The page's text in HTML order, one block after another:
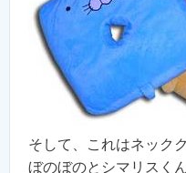
そして、これはネック
ぼのぼのとシマリスく